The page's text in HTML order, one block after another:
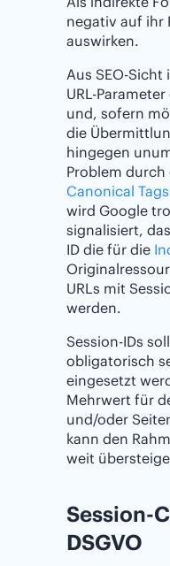
negativ auf ihr
auswirken.
Aus SEO-Sicht
URL-
und, sofern
die
hingegen
Problem durch
Canonical Tags
wird Google
signalisiert,
ID die für die
URLs mit
werden.
Session-IDs
obligatorisch
eingesetzt
Mehrwert für
und/oder
kann den
weit
Session-
DSGVO